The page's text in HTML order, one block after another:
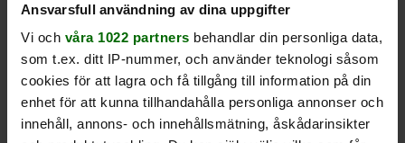
Ansvarsfull användning av dina uppgifter
Vi och våra 1022 partners behandlar din personliga data,
som t.ex. ditt IP-nummer, och använder teknologi såsom
cookies för att lagra och få tillgång till information på din
enhet för att kunna tillhandahålla personliga annonser och
innehåll, annons- och innehållsmätning, åskådarinsikter
Beskrivning
Produktrecensioner